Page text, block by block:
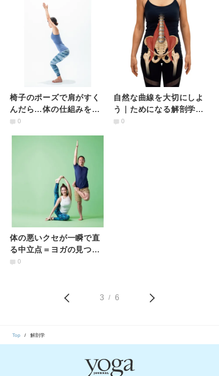
椅子のポーズで肩がすく
んだら…体の仕組みを利
用する「解剖学」的メソ
0
自然な曲線を大切にしよ
う｜ためになる解剖学的
知識
0
体の悪いクセが一瞬で直
る中立点＝ヨガの見つけ
方0
3 / 6
Top 解剖学